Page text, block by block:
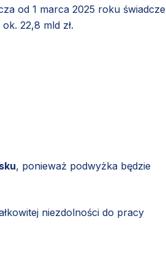
od 1 marca 2025 roku
22,8 mld zł.
, ponieważ podwyżka będzie
niezdolności do pracy